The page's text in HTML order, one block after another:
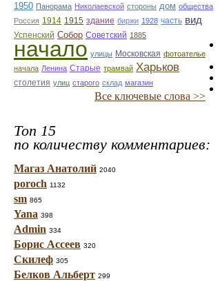
1950 Панорама Николаевской стороны дом общества
Россия 1914 1915 здание биржи 1928 часть вид
Успенский Собор Советский 1885
начало улицы Московская фотоателье
начала Ленина Старые трамвай Харьков
столетия улиц старого склад магазин
Все ключевые слова >>
Топ 15
по количеству комментариев:
Магаз Анатолий 2040
poroch 1132
sm 865
Yana 398
Admin 334
Борис Ассеев 320
Скилеф 305
Белков Альберт 299